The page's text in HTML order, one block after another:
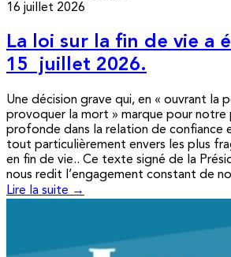
16 juillet 2026
La loi sur la fin de vie a
15 juillet 2026.
Une décision grave qui, en « ouvrant la
provoquer la mort » marque pour notre
profonde dans la relation de confiance
tout particulièrement envers les plus
en fin de vie.. Ce texte signé de la
nous redit l’engagement constant de
Lire la suite →